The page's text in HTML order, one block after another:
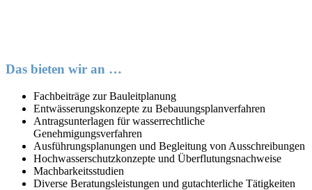
Das bieten wir an …
Fachbeiträge zur Bauleitplanung
Entwässerungskonzepte zu Bebauungsplanverfahren
Antragsunterlagen für wasserrechtliche
Genehmigungsverfahren
Ausführungsplanungen und Begleitung von Ausschreibungen
Hochwasserschutzkonzepte und Überflutungsnachweise
Machbarkeitsstudien
Diverse Beratungsleistungen und gutachterliche Tätigkeiten